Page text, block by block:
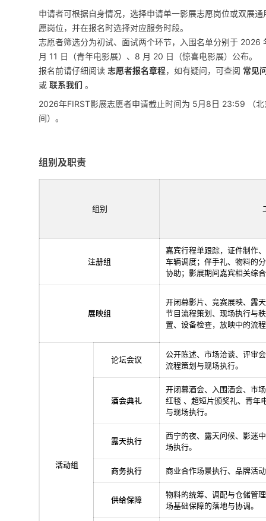
申请者可根据自身情况，选择申请单一影展志愿岗位或双展通
愿岗位，并在报名时选择对应服务时段。
志愿者筛选分为初试、面试两个环节，入围名单分别于 2026
月 11 日（青年电影展）、8 月 20 日（惊喜电影展）公布。
报名前请仔细阅读 志愿者报名章程，如有疑问，可查阅 常见
或 联系我们 。
2026年FIRST影展志愿者申请截止时间为 5月8日 23:59 （北
间）。
组别及职责
组别
注册组
嘉宾行程单跟踪，证件制作
车辆调度；伴手礼、物料的
协助；影展期间嘉宾相关综
展映组
开闭幕影片、竞赛展映、露
节目流程策划、现场执行与
置、设备检查，放映中的流
活动组
论坛会议
公开陈述、市场洽谈、评审
流程策划与现场执行。
酒会典礼
开闭幕酒会、入围酒会、市
红毯 、超短片颁奖礼、青年
与现场执行。
露天执行
西宁的夜、露天问候、影迷
场执行。
商务执行 商业合作场景执行、品牌活
供给保障
物料的统筹、调配与仓储管
场基础保障的落地与协调。